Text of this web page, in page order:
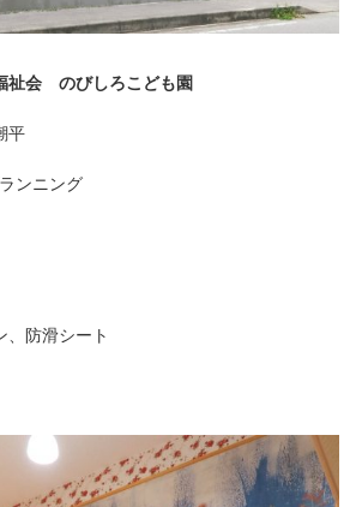
祉会 のびしろこども園
平
ンニング
、防滑シート